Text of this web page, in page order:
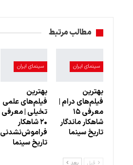
مطالب مرتبط
سینمای ایران
بهترین
فیلم‌های درام |
معرفی ۱۵
شاهکار ماندگار
تاریخ سینما
سینمای ایران
بهترین
فیلم‌های علمی
تخیلی | معرفی
۲۰ شاهکار
فراموش‌نشدنی
تاریخ سینما
قبل بعد